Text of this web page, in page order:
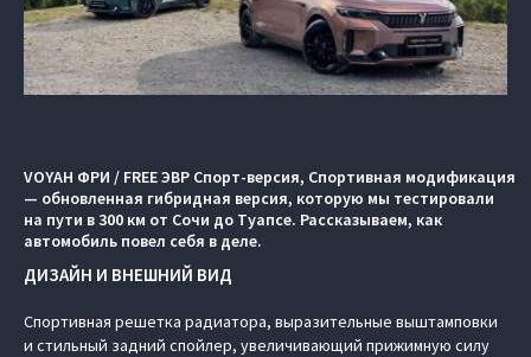
VOYAH ФРИ / FREE ЭВР Спорт-версия, Спортивная модификация
— обновленная гибридная версия, которую мы тестировали
на пути в 300 км от Сочи до Туапсе. Рассказываем, как
автомобиль повел себя в деле.
ДИЗАЙН И ВНЕШНИЙ ВИД
Спортивная решетка радиатора, выразительные выштамповки
и стильный задний спойлер, увеличивающий прижимную силу